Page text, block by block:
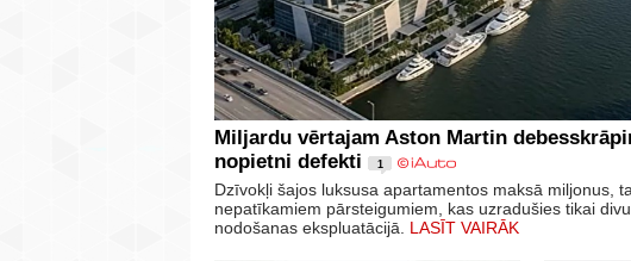
Miljardu vērtajam Aston Martin
nopietni defekti
1
Dzīvokļi šajos luksusa apartamentos maksā miljonus,
nepatīkamiem pārsteigumiem, kas uzradušies tikai
nodošanas ekspluatācijā. LASĪT VAIRĀK